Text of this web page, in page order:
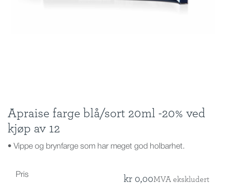
Apraise farge blå/sort 20ml -20% ved
kjøp av 12
• Vippe og brynfarge som har meget god holbarhet.
Pris kr 0,00MVA ekskludert